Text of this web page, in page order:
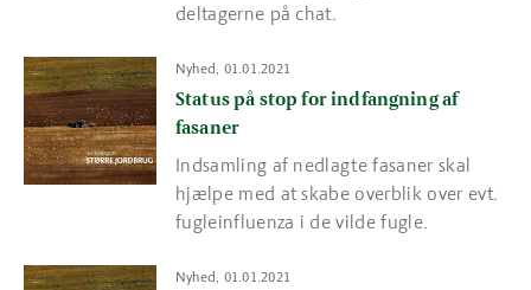
deltagerne på chat.
Nyhed, 01.01.2021
Status på stop for indfangning af
fasaner
Indsamling af nedlagte fasaner skal
hjælpe med at skabe overblik over evt.
fugleinfluenza i de vilde fugle.
Read more about Status på stop for indfangning af fasaner
Nyhed, 01.01.2021
Read more about Tid til selvjustits i udsætningen